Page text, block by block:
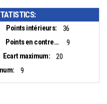
Points intérieurs:
36
Points en contre-attaque:
9
Ecart maximum:
20
9